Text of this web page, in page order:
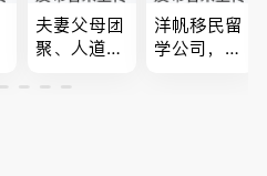
夫妻父母团
聚、人道移
和工签 移
洋帆移民留
学公司，精